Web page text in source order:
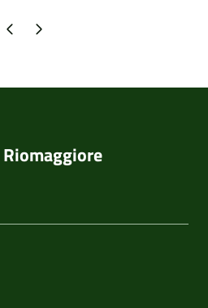
precedente
Pagina successiva